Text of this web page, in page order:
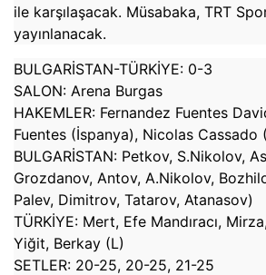
ile karşılaşacak. Müsabaka, TRT
yayınlanacak.
BULGARİSTAN-TÜRKİYE: 0-3
SALON: Arena Burgas
HAKEMLER: Fernandez Fuentes
Fuentes (İspanya), Nicolas Cassado
BULGARİSTAN: Petkov, S.Nikolov,
Grozdanov, Antov, A.Nikolov,
Palev, Dimitrov, Tatarov, Atanasov)
TÜRKİYE: Mert, Efe Mandıracı,
Yiğit, Berkay (L)
SETLER: 20-25, 20-25, 21-25